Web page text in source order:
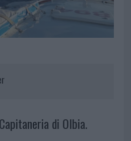
di Olbia.